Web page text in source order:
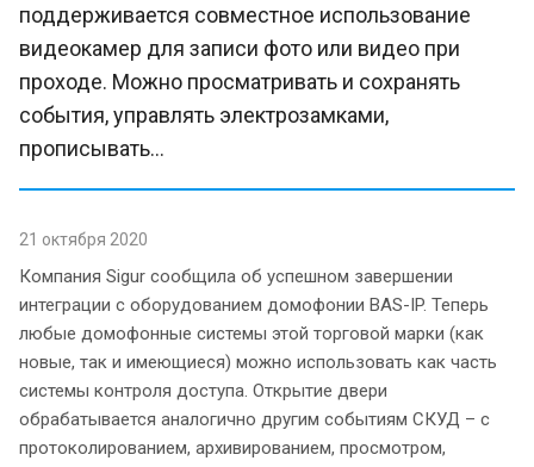
поддерживается совместное использование
видеокамер для записи фото или видео при
проходе. Можно просматривать и сохранять
события, управлять электрозамками,
прописывать...
21 октября 2020
Компания Sigur сообщила об успешном завершении
интеграции с оборудованием домофонии BAS-IP. Теперь
любые домофонные системы этой торговой марки (как
новые, так и имеющиеся) можно использовать как часть
системы контроля доступа. Открытие двери
обрабатывается аналогично другим событиям СКУД – с
протоколированием, архивированием, просмотром,